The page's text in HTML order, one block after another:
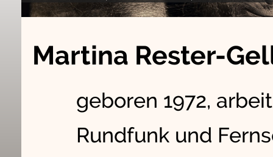
Martina Rester-
geboren 1972,
Rundfunk und